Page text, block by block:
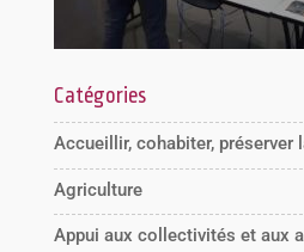
Catégories
Accueillir, cohabiter, préserver
Agriculture
Appui aux collectivités et aux